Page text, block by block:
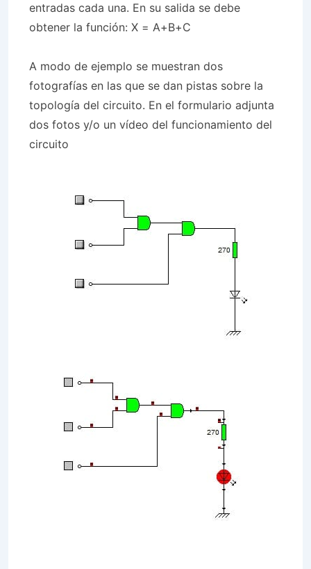
entradas cada una. En su salida se debe
obtener la función: X = A+B+C
A modo de ejemplo se muestran dos
fotografías en las que se dan pistas sobre la
topología del circuito. En el formulario adjunta
dos fotos y/o un vídeo del funcionamiento del
circuito